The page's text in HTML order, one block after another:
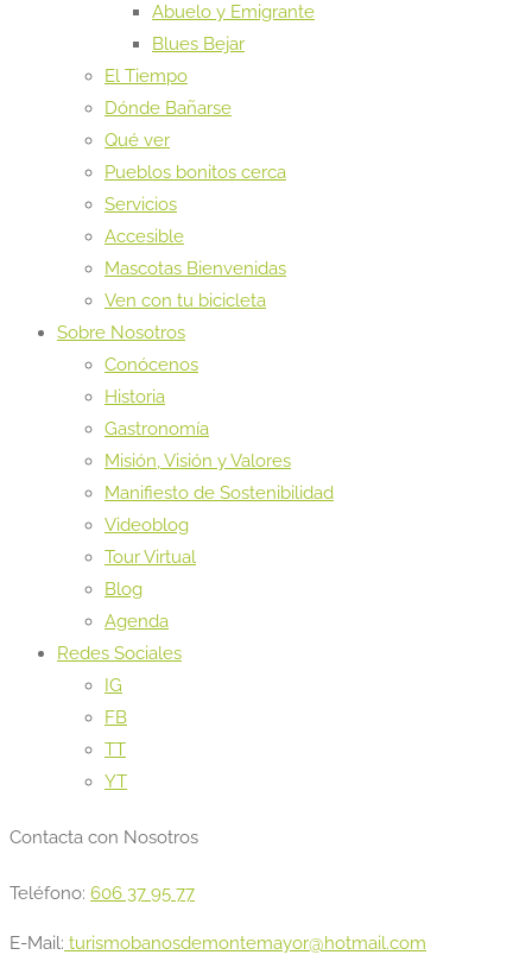
Abuelo y Emigrante
Blues Bejar
El Tiempo
Dónde Bañarse
Qué ver
Pueblos bonitos cerca
Servicios
Accesible
Mascotas Bienvenidas
Ven con tu bicicleta
Sobre Nosotros
Conócenos
Historia
Gastronomía
Misión, Visión y Valores
Manifiesto de Sostenibilidad
Videoblog
Tour Virtual
Blog
Agenda
Redes Sociales
IG
FB
TT
YT
Contacta con Nosotros
Teléfono: 606 37 95 77
E-Mail: turismobanosdemontemayor@hotmail.com